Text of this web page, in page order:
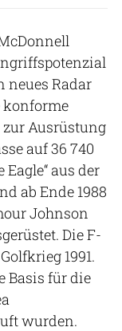
neues Radar
konforme
Ausrüstung
auf 36 740
aus der
ab Ende 1988
Johnson
Die F-
1991.
Basis für die
wurden.